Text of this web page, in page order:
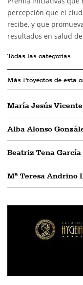
percepción que el
recibe, y que
resultados en salud
Todas las categorías
Más Proyectos de esta
María Jesús
Alba Alonso
Beatriz Tena García
Mª Teresa Andrino